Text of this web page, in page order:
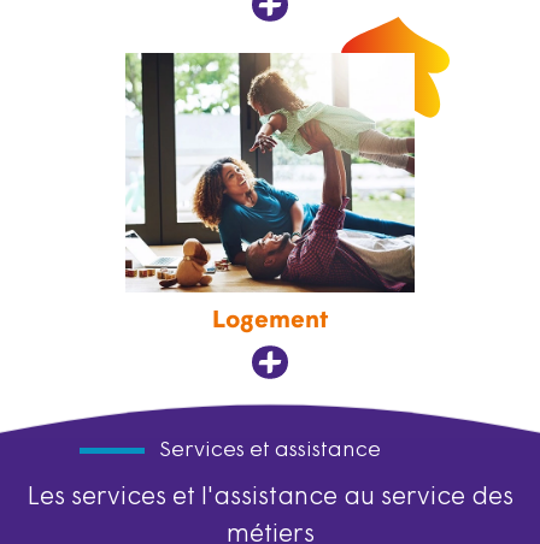
Logement
Services et assistance
Les services et l'assistance au service des
métiers